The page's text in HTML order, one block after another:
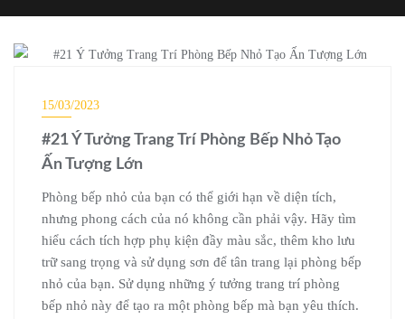
15/03/2023
#21 Ý Tưởng Trang Trí Phòng Bếp Nhỏ Tạo
Ấn Tượng Lớn
Phòng bếp nhỏ của bạn có thể giới hạn về diện tích,
nhưng phong cách của nó không cần phải vậy. Hãy tìm
hiểu cách tích hợp phụ kiện đầy màu sắc, thêm kho lưu
trữ sang trọng và sử dụng sơn để tân trang lại phòng bếp
nhỏ của bạn. Sử dụng những ý tưởng trang trí phòng
bếp nhỏ này để tạo ra một phòng bếp mà bạn yêu thích.